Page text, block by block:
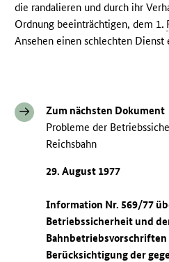
die randalieren und durch ihr
Ordnung beeinträchtigen, dem 1.
Ansehen einen schlechten Dienst
Zum nächsten Dokument
Probleme der
Reichsbahn
29. August 1977
Information Nr. 569/77
Betriebssicherheit und
Berücksichtigung der